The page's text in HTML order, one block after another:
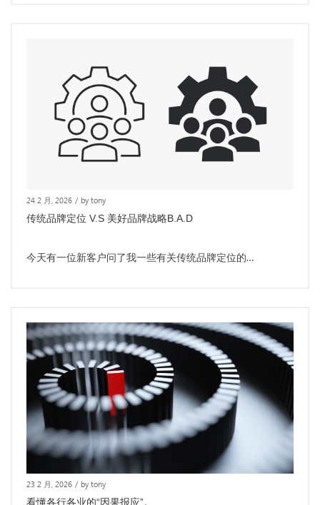
24 2 月, 2026 / by tony
传统品牌定位 V.S 美好品牌战略B.A.D
今天有一位新客户问了我一些有关传统品牌定位的…
23 2 月, 2026 / by tony
看懂各行各业的“因果报应”。